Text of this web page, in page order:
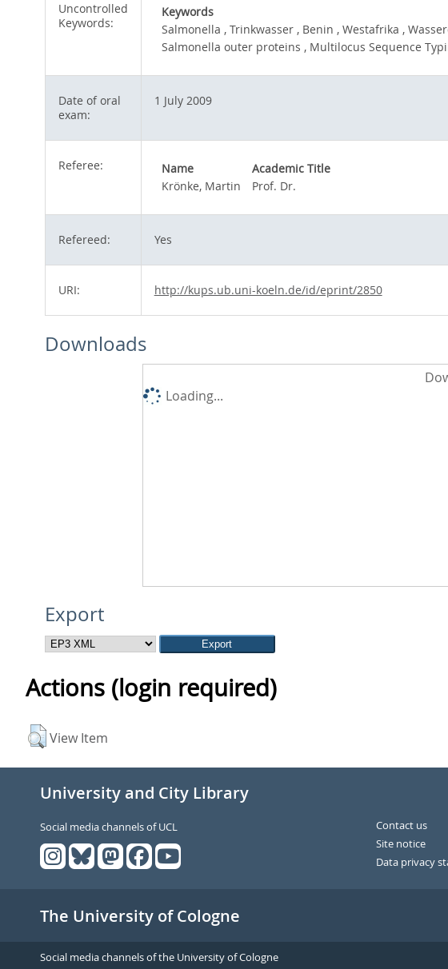
Uncontrolled
Keywords:
Keywords
Salmonella , Trinkwasser , Benin , Westafrika ,
Salmonella outer proteins , Multilocus Sequence
Date of oral
exam:
1 July 2009
Referee: Name
Academic Title
Krönke, Martin
Prof. Dr.
Refereed: Yes
URI: http://kups.ub.uni-koeln.de/id/eprint/2850
Downloads
Loading...
Export
Actions (login required)
View Item
University and City Library
Social media channels of UCL
Contact us
Site notice
Data privacy
The University of Cologne
Social media channels of the University of Cologne